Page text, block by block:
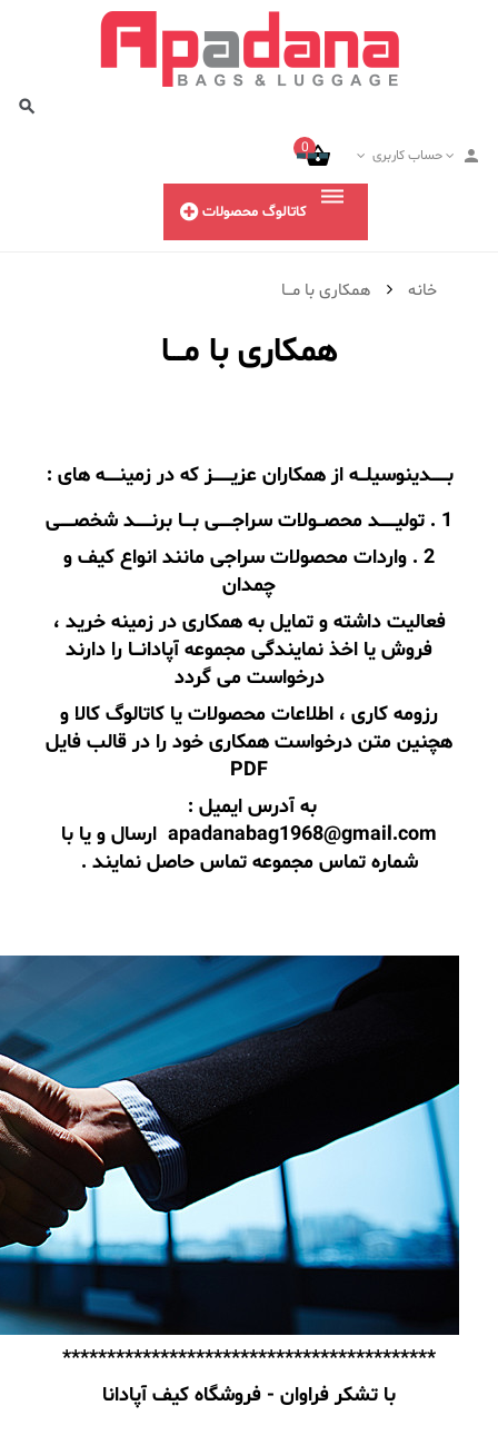
حساب کاربری 0
کاتالوگ محصولات
خانه همکاری با مـــا
همکاری با مـــا
بـــــــدینوسیلـــه از همکاران عزیــــــــز که در زمینــــــه های :
1 . تولیـــــــد محصـــولات سراجــــــی بــــا برنـــــــد شخصــــــی
2 . واردات محصولات سراجی مانند انواع کیف و
چمدان
فعالیت داشته و تمایل به همکاری در زمینه خرید ،
فروش یا اخذ نمایندگی مجموعه آپادانـــا را دارند
درخواست می گردد
رزومه کاری ، اطلاعات محصولات یا کاتالوگ کالا و
هچنین متن درخواست همکاری خود را در قالب فایل
PDF
به آدرس ایمیل :
apadanabag1968@gmail.com ارسال و یا با
شماره تماس مجموعه تماس حاصل نمایند .
******************************************
با تشکر فراوان - فروشگاه کیف آپادانا